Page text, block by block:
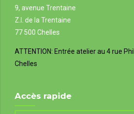
9, avenue Trentaine
Z.I. de la Trentaine
77 500 Chelles
ATTENTION: Entrée atelier au 4 rue
Chelles
Accès rapide